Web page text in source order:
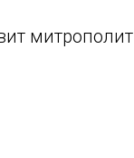
митрополит